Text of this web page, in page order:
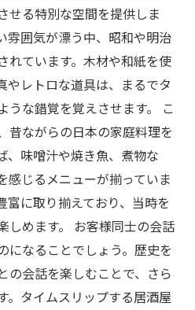
せる特別な空間を提供しま
雰囲気が漂う中、昭和や明治
れています。木材や和紙を使
やレトロな道具は、まるでタ
うな錯覚を覚えさせます。 こ
昔ながらの日本の家庭料理を
、味噌汁や焼き魚、煮物な
感じるメニューが揃っていま
富に取り揃えており、当時を
しめます。 お客様同士の会話
になることでしょう。歴史を
の会話を楽しむことで、さら
。タイムスリップする居酒屋